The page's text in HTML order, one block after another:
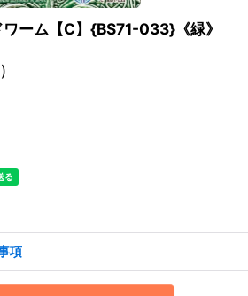
ーム【C】{BS71-033}《緑》
項